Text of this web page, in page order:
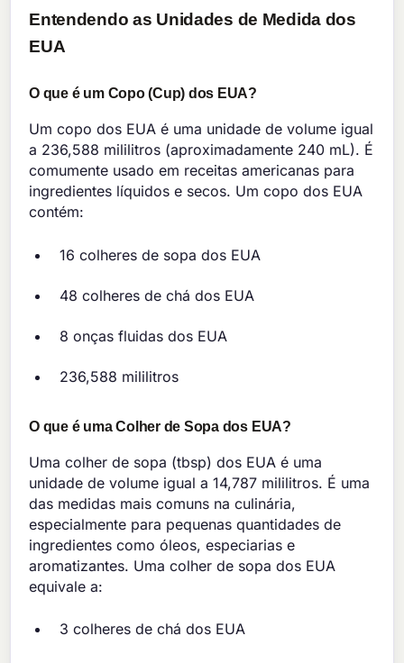
Entendendo as Unidades de Medida dos
EUA
O que é um Copo (Cup) dos EUA?
Um copo dos EUA é uma unidade de volume igual
a 236,588 mililitros (aproximadamente 240 mL). É
comumente usado em receitas americanas para
ingredientes líquidos e secos. Um copo dos EUA
contém:
16 colheres de sopa dos EUA
48 colheres de chá dos EUA
8 onças fluidas dos EUA
236,588 mililitros
O que é uma Colher de Sopa dos EUA?
Uma colher de sopa (tbsp) dos EUA é uma
unidade de volume igual a 14,787 mililitros. É uma
das medidas mais comuns na culinária,
especialmente para pequenas quantidades de
ingredientes como óleos, especiarias e
aromatizantes. Uma colher de sopa dos EUA
equivale a:
3 colheres de chá dos EUA